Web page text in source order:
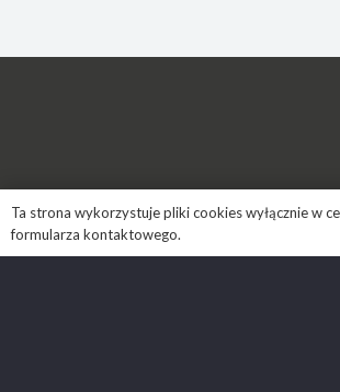
STOWARZYSZENIE
Adres: ul. Źródlana 4
Ta strona wykorzystuje pliki cookies wyłącznie w
formularza kontaktowego.